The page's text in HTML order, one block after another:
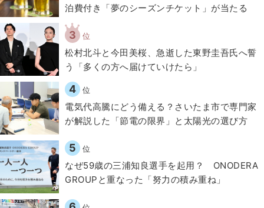
泊費付き「夢のシーズンチケット」が当たる
3 位
松村北斗と今田美桜、急逝した東野圭吾氏へ誓
う「多くの方へ届けていけたら」
4 位
電気代高騰にどう備える？さいたま市で専門家
が解説した「節電の限界」と太陽光の選び方
5 位
なぜ59歳の三浦知良選手を起用？ ONODERA
GROUPと重なった「努力の積み重ね」